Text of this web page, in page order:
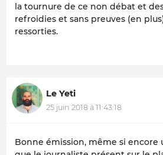
la tournure de ce non débat et
refroidies et sans preuves (en
ressorties.
Le Yeti
25 juin 2018 à 11:43:18
Bonne émission, même si encore